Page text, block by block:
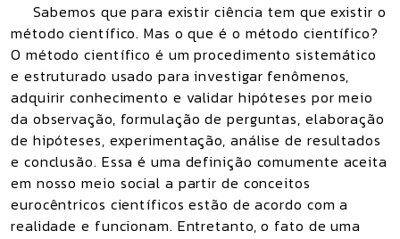
Sabemos que para existir ciência tem que existir o
método científico. Mas o que é o método científico?
O método científico é um procedimento sistemático
e estruturado usado para investigar fenômenos,
adquirir conhecimento e validar hipóteses por meio
da observação, formulação de perguntas, elaboração
de hipóteses, experimentação, análise de resultados
e conclusão. Essa é uma definição comumente aceita
em nosso meio social a partir de conceitos
eurocêntricos científicos estão de acordo com a
realidade e funcionam. Entretanto, o fato de uma